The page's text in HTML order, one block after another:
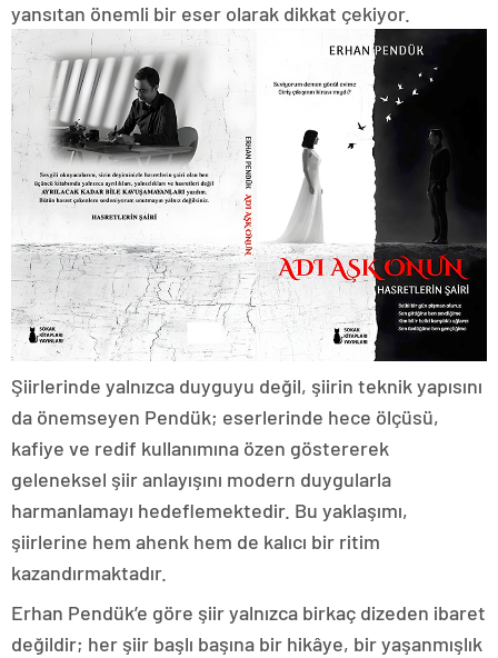
yansıtan önemli bir eser olarak dikkat çekiyor.
Şiirlerinde yalnızca duyguyu değil, şiirin teknik yapısını
da önemseyen Pendük; eserlerinde hece ölçüsü,
kafiye ve redif kullanımına özen göstererek
geleneksel şiir anlayışını modern duygularla
harmanlamayı hedeflemektedir. Bu yaklaşımı,
şiirlerine hem ahenk hem de kalıcı bir ritim
kazandırmaktadır.
Erhan Pendük’e göre şiir yalnızca birkaç dizeden ibaret
değildir; her şiir başlı başına bir hikâye, bir yaşanmışlık